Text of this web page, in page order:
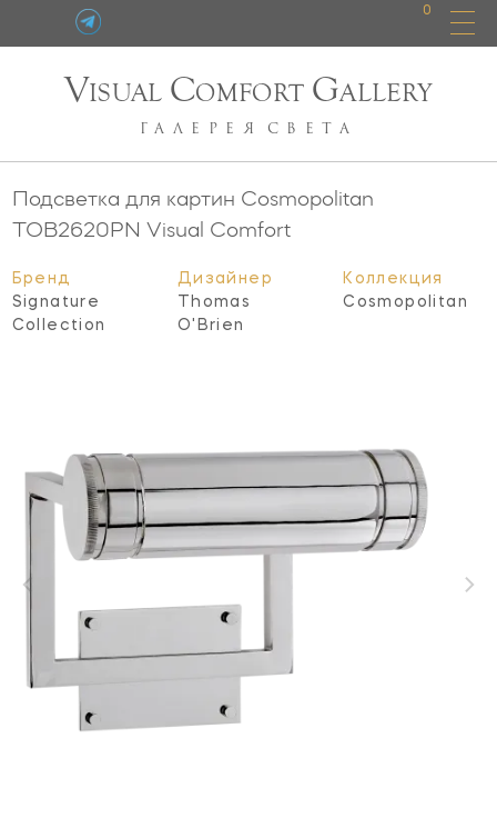
0
VISUAL COMFORT GALLERY
ГАЛЕРЕЯ СВЕТА
Подсветка для картин Cosmopolitan
TOB2620PN Visual Comfort
Бренд
Signature
Collection
Дизайнер
Thomas
O'Brien
Коллекция
Cosmopolitan